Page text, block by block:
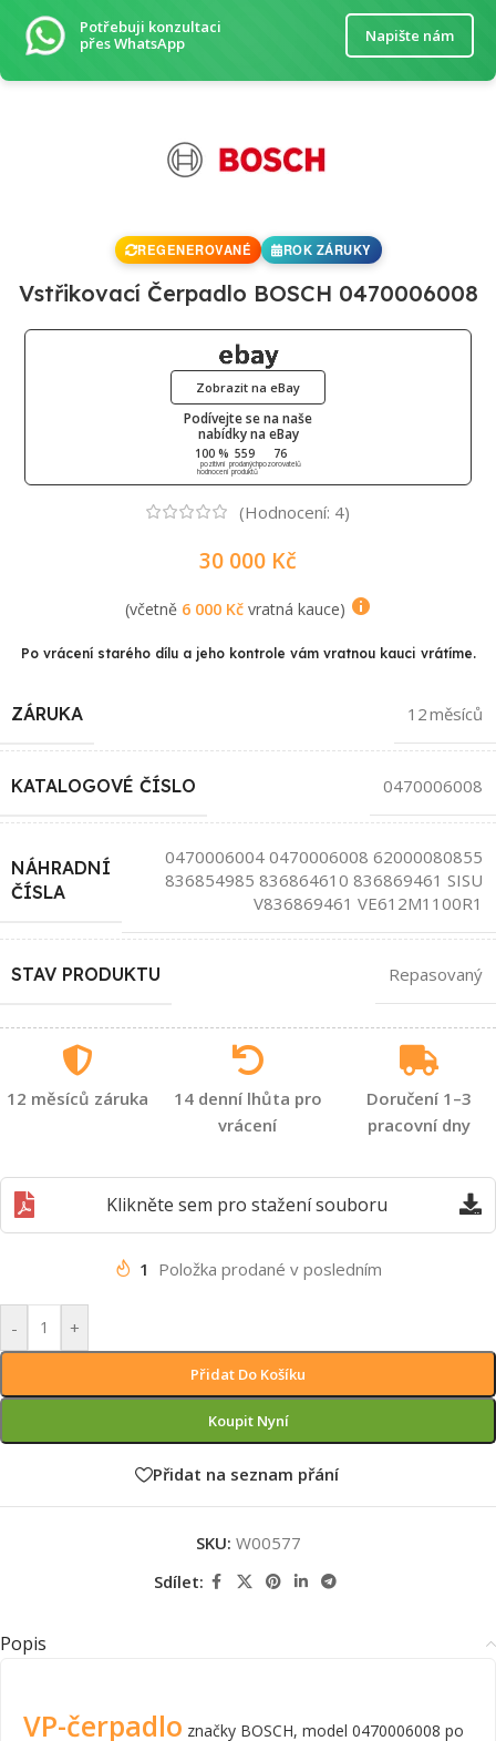
Potřebuji konzultaci
přes WhatsApp
Napište nám
REGENEROVANÉ ROK ZÁRUKY
Vstřikovací Čerpadlo BOSCH 0470006008
Podívejte se na naše
nabídky na eBay
100 %
pozitivní
hodnocení
559
prodaných
produktů
76
pozorovatelů
Zobrazit na eBay
(Hodnocení: 4)
30 000 Kč
(včetně 6 000 Kčvratná kauce)
Po vrácení starého dílu a jeho kontrole vám vratnou kauci vrátíme.
ZÁRUKA 12 měsíců
KATALOGOVÉ ČÍSLO 0470006008
NÁHRADNÍ
ČÍSLA
0470006004 0470006008 62000080855
836854985 836864610 836869461 SISU
V836869461 VE612M1100R1
STAV PRODUKTU Repasovaný
12 měsíců záruka
14 denní lhůta pro
vrácení
Doručení 1–3
pracovní dny
Klikněte sem pro stažení souboru
1 Položka prodané v posledním
- +
Přidat Do Košíku
Koupit Nyní
Přidat na seznam přání
SKU: W00577
Sdílet:
Popis
VP-čerpadlo značky BOSCH, model 0470006008 po